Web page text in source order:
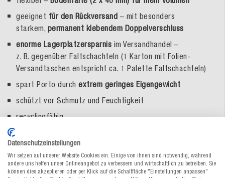
geeignet für den Rückversand – mit besonders
starkem, permanent klebendem Doppelverschluss
enorme Lagerplatzersparnis im Versandhandel –
z. B. gegenüber Faltschachteln (1 Karton mit Folien-
Versandtaschen entspricht ca. 1 Palette Faltschachteln)
spart Porto durch extrem geringes Eigengewicht
schützt vor Schmutz und Feuchtigkeit
recyclingfähig
Folienstärke:0,060 mm/60 µm
Material: PE-Coex-Folie, blickdicht, außen weiß, innen
schwarz
Datenschutzeinstellungen
Wir setzen auf unserer Website Cookies ein. Einige von ihnen sind notwendig, während
andere uns helfen unser Onlineangebot zu verbessern und wirtschaftlich zu betreiben. Sie
können dies akzeptieren oder per Klick auf die Schaltfläche "Einstellungen anpassen"